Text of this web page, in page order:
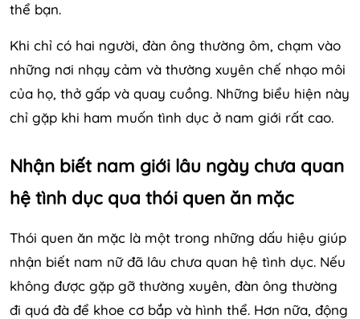
thể bạn.
Khi chỉ có hai người, đàn ông thường ôm, chạm vào
những nơi nhạy cảm và thường xuyên chế nhạo môi
của họ, thở gấp và quay cuồng. Những biểu hiện này
chỉ gặp khi ham muốn tình dục ở nam giới rất cao.
Nhận biết nam giới lâu ngày chưa quan
hệ tình dục qua thói quen ăn mặc
Thói quen ăn mặc là một trong những dấu hiệu giúp
nhận biết nam nữ đã lâu chưa quan hệ tình dục. Nếu
không được gặp gỡ thường xuyên, đàn ông thường
đi quá đà để khoe cơ bắp và hình thể. Hơn nữa, động